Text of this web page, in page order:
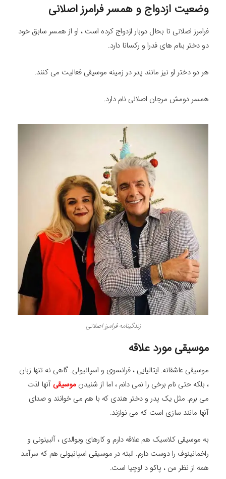
وضعیت ازدواج و همسر فرامرز اصلانی
فرامرز اصلانی تا بحال دوبار ازدواج کرده است ، او از همسر سابق خود
دو دختر بنام های فدرا و رکسانا دارد.
هر دو دختر او نیز مانند پدر در زمینه موسیقی فعالیت می کنند.
همسر دومش مرجان اصلانی نام دارد.
زندگینامه فرامرز اصلانی
موسیقی مورد علاقه
موسیقی عاشقانه. ایتالیایی ، فرانسوی و اسپانیولی. گاهی نه تنها زبان
، بلکه حتی نام برخی را نمی دانم ، اما از شنیدنموسیقی آنها لذت
می برم. مثل یک پدر و دختر هندی که با هم می خوانند و صدای
آنها مانند سازی است که می نوازند.
به موسیقی کلاسیک هم علاقه دارم و کارهای ویوالدی ، آلبینونی و
راخمانینوف را دوست دارم. البته در موسیقی اسپانیولی هم که سرآمد
همه از نظر من ، پاکو د لوچیا است.